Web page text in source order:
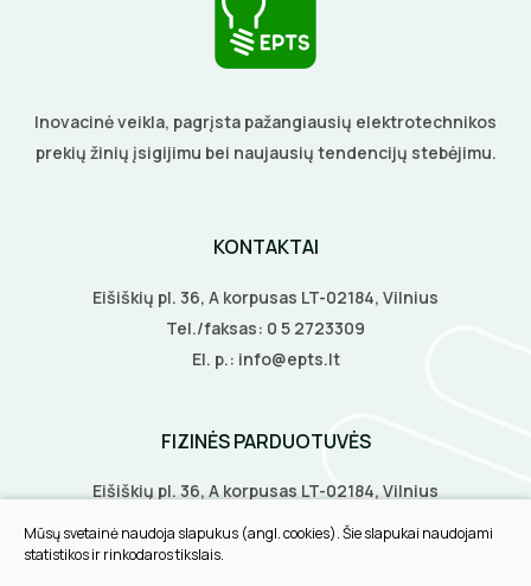
Inovacinė veikla, pagrįsta pažangiausių elektrotechnikos
prekių žinių įsigijimu bei naujausių tendencijų stebėjimu.
KONTAKTAI
Eišiškių pl. 36, A korpusas LT-02184, Vilnius
Tel./faksas: 0 5 2723309
El. p.: info@epts.lt
FIZINĖS PARDUOTUVĖS
Eišiškių pl. 36, A korpusas LT-02184, Vilnius
Biruliškių g. 8, LT-52168, Kaunas
Tilžės g. 60, LT-91108, Klaipėda
Mūsų svetainė naudoja slapukus (angl. cookies). Šie slapukai naudojami
statistikos ir rinkodaros tikslais.